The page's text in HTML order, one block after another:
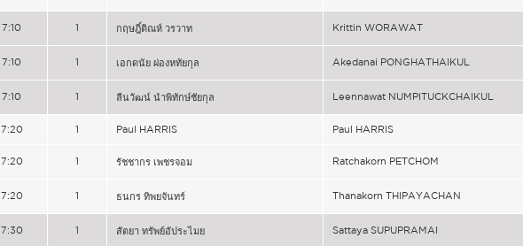
7:10 1 กฤษฎิ์ติณห์ วรวาท Krittin WORAWAT
7:10 1 เอกดนัย ผ่องหทัยกุล Akedanai PONGHATHAIKUL
7:10 1 ลีนวัฒน์ นำพิทักษ์ชัยกุล Leennawat NUMPITUCKCHAIKUL
7:20 1 Paul HARRIS Paul HARRIS
7:20 1 รัชชากร เพชรจอม Ratchakorn PETCHOM
7:20 1 ธนกร ทิพยจันทร์ Thanakorn THIPAYACHAN
7:30 1 สัตยา ทรัพย์อัประไมย Sattaya SUPUPRAMAI